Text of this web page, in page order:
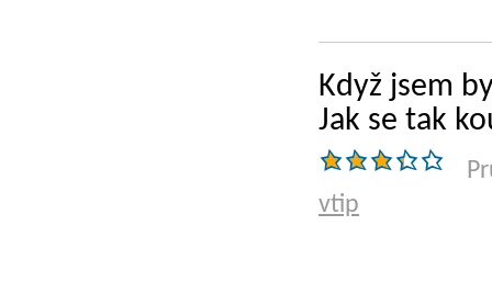
Když jsem
Jak se tak
vtip